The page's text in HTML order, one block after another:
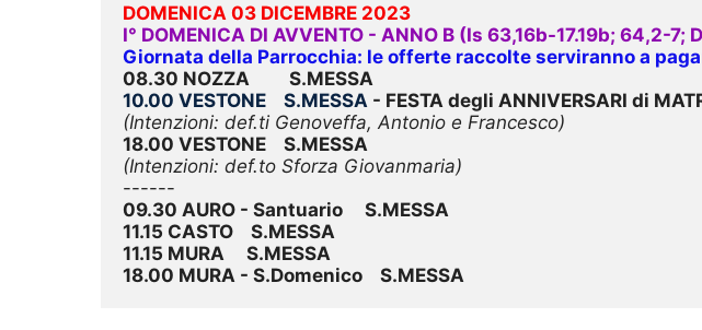
DOMENICA 03 DICEMBRE 2023
I° DOMENICA DI AVVENTO - ANNO B (Is 63,16b-17.19b; 64,2-
Giornata della Parrocchia: le offerte raccolte serviranno a
08.30 NOZZA         S.MESSA
10.00 VESTONE    S.MESSA - FESTA degli ANNIVERSARI di
(Intenzioni: def.ti Genoveffa, Antonio e Francesco)
18.00 VESTONE    S.MESSA
(Intenzioni: def.to Sforza Giovanmaria)
09.30 AURO - Santuario     S.MESSA
11.15 CASTO    S.MESSA
11.15 MURA     S.MESSA
18.00 MURA - S.Domenico    S.MESSA